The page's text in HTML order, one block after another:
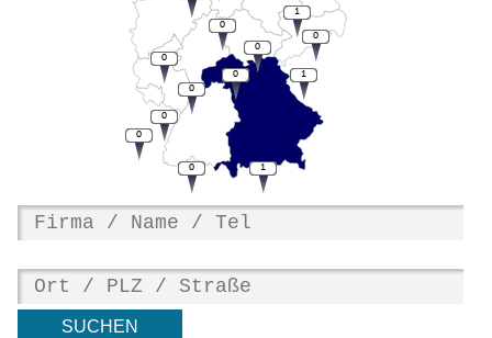
1
0
0
1
0
0
0
0
0
0
0
1